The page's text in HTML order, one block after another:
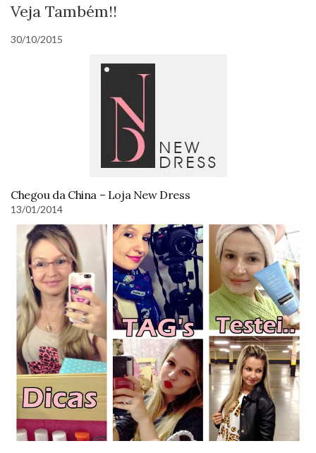
Veja Também!!
30/10/2015
Chegou da China – Loja New Dress
13/01/2014